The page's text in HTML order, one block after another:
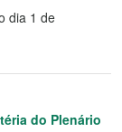
dia 1 de
do Plenário